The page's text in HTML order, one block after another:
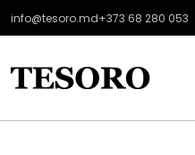
info@tesoro.md+373 68 280 053